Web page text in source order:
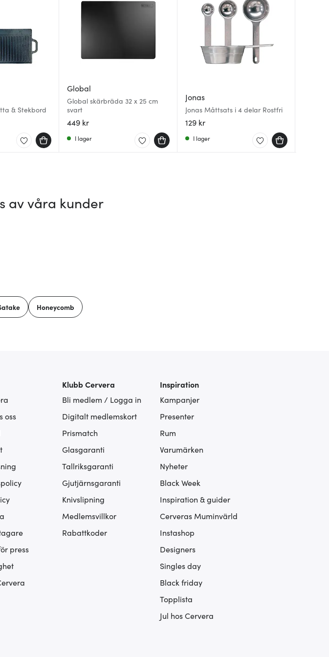
& Stekbord
Global
Global skärbräda 32 x 25 cm
svart
449 kr
I lager
Jonas
Jonas Måttsats i 4 delar Rostfri
129 kr
I lager
av våra kunder
Honeycomb
oss
press
Klubb Cervera
Bli medlem / Logga in
Digitalt medlemskort
Prismatch
Glasgaranti
Tallriksgaranti
Gjutjärnsgaranti
Knivslipning
Medlemsvillkor
Rabattkoder
Inspiration
Kampanjer
Presenter
Rum
Varumärken
Nyheter
Black Week
Inspiration & guider
Cerveras Muminvärld
Instashop
Designers
Singles day
Black friday
Topplista
Jul hos Cervera